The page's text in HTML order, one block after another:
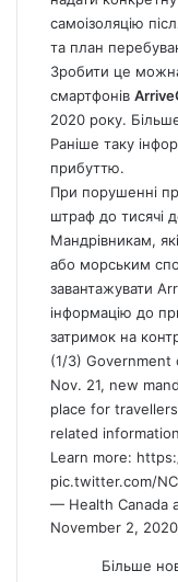
самоізоляцію
та план
Зробити це
смартфонів
2020 року.
Раніше таку
прибуттю.
При порушенні
штраф до тисячі
Мандрівникам,
або морським
завантажувати
інформацію до
затримок на
(1/3) Government
Nov. 21, new
place for
related
Learn more:
pic.twitter.com/
— Health Canada
November 2, 2020
Більше